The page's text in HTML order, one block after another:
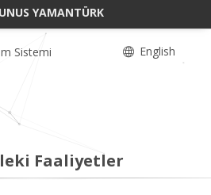
YAMANTÜRK
Sistemi English
Faaliyetler